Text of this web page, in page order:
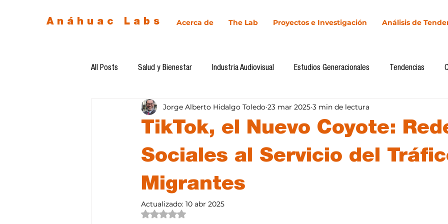
Anáhuac Labs Acerca de The Lab Proyectos e Investigación Análisis de
All Posts Salud y Bienestar Industria Audiovisual Estudios Generacionales Tendencias
Egresados Inteligencia Artificial Cultura Digital Comunicación y Sociedad
Diseño de futuro Ética de la Comunicación Investigación H&NhCL CICA/Sintaxis
Software del mes Cursos Casos de estudio
TikTok, el Nuevo Coyote:
Sociales al Servicio del
Migrantes
Jorge Alberto Hidalgo Toledo 23 mar 2025 3 min de lectura
Actualizado: 10 abr 2025
Obtuvo NaN de 5 estrellas.